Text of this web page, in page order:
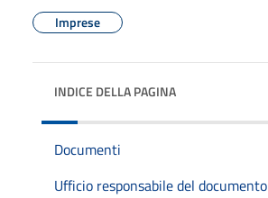
Imprese
INDICE DELLA PAGINA
Documenti
Ufficio responsabile del documento